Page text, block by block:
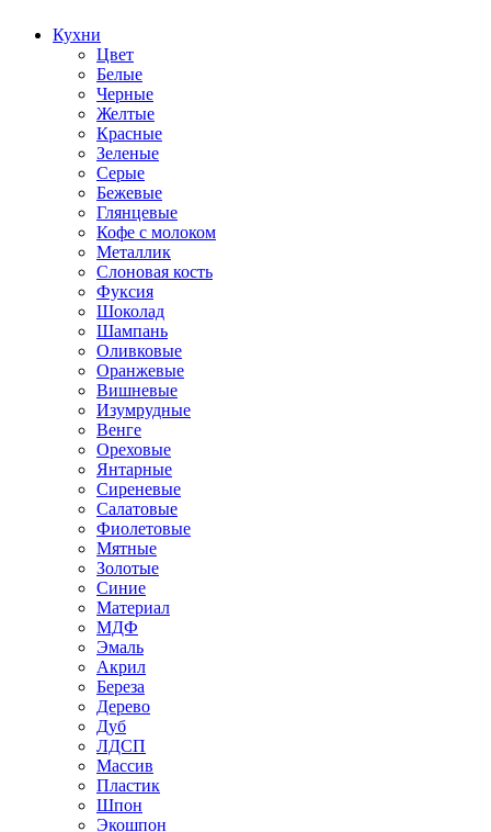
Кухни
Цвет
Белые
Черные
Желтые
Красные
Зеленые
Серые
Бежевые
Глянцевые
Кофе с молоком
Металлик
Слоновая кость
Фуксия
Шоколад
Шампань
Оливковые
Оранжевые
Вишневые
Изумрудные
Венге
Ореховые
Янтарные
Сиреневые
Салатовые
Фиолетовые
Мятные
Золотые
Синие
Материал
МДФ
Эмаль
Акрил
Береза
Дерево
Дуб
ЛДСП
Массив
Пластик
Шпон
Экошпон